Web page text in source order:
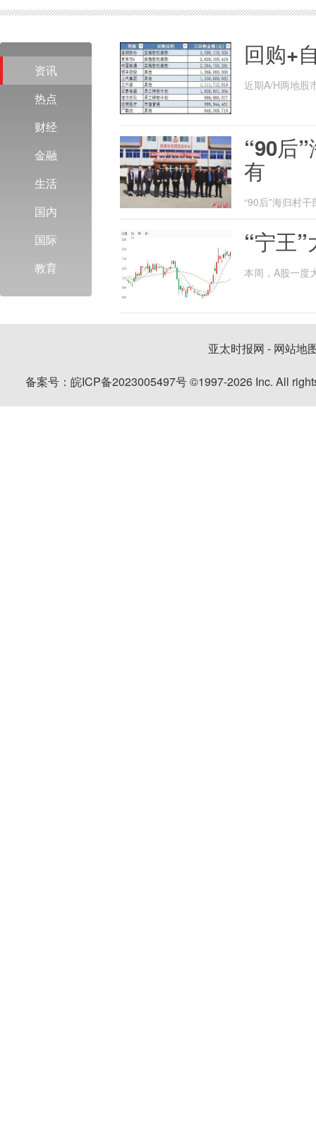
资讯
热点
财经
金融
生活
国内
国际
教育
回购+
近期A/H两地股
“90后
有
“90后”海归村
“宁王
本周，A股一度
亚太时报网 - 网站地
备案号： 皖ICP备2023005497号©1997-2026 Inc. All